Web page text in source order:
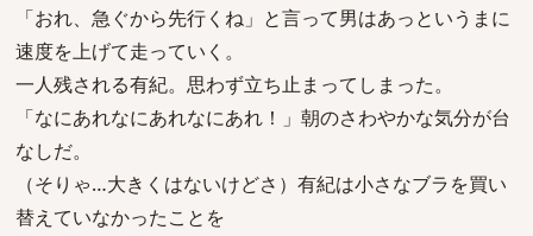
「おれ、急ぐから先行くね」と言って男はあっというまに
速度を上げて走っていく。
一人残される有紀。思わず立ち止まってしまった。
「なにあれなにあれなにあれ！」朝のさわやかな気分が台
なしだ。
（そりゃ…大きくはないけどさ）有紀は小さなブラを買い
替えていなかったことを